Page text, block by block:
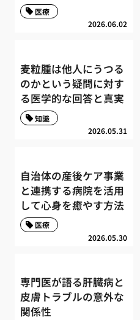
2026.06.02
医療
麦粒腫は他人にうつる
のかという疑問に対す
る医学的な回答と真実
2026.05.31
知識
自治体の産後ケア事業
と連携する病院を活用
して心身を癒やす方法
2026.05.30
医療
専門医が語る肝臓病と
皮膚トラブルの意外な
関係性